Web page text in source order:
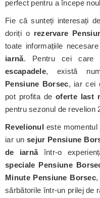
perfect pentru a începe
Fie că sunteți interesați
doriți o rezervare
toate informațiile
iarnă. Pentru cei care
escapadele, există
Pensiune Borsec, iar cei
pot profita deoferte last
pentru sezonul de revelion
Revelionul este momentul
iar un sejur Pensiune
de iarnăîntr-o
speciale Pensiune
Minute Pensiune Borsec,
sărbătorile într-un prilej de